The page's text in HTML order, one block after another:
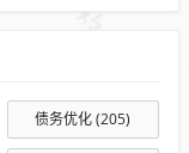
债务优化(205)